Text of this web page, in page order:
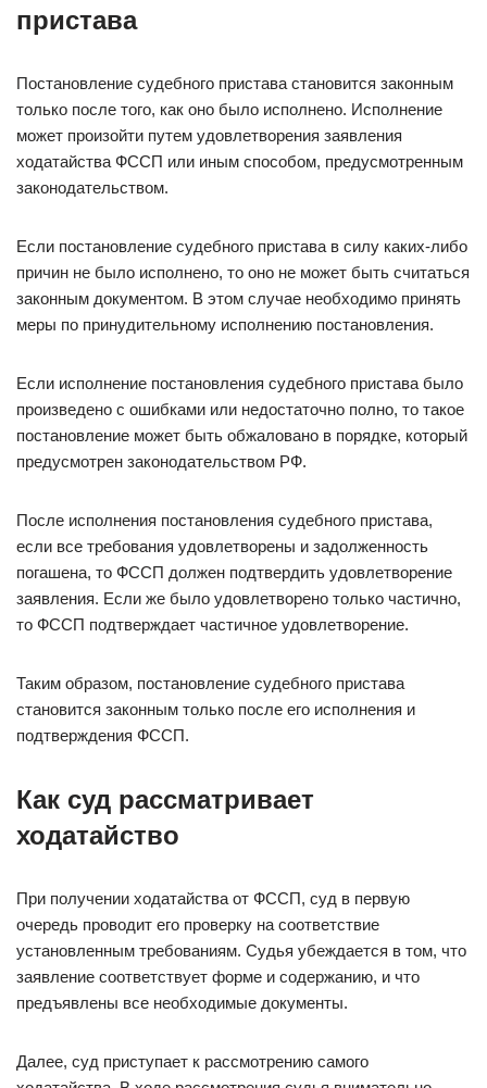
пристава
Постановление судебного пристава становится законным
только после того, как оно было исполнено. Исполнение
может произойти путем удовлетворения заявления
ходатайства ФССП или иным способом, предусмотренным
законодательством.
Если постановление судебного пристава в силу каких-либо
причин не было исполнено, то оно не может быть считаться
законным документом. В этом случае необходимо принять
меры по принудительному исполнению постановления.
Если исполнение постановления судебного пристава было
произведено с ошибками или недостаточно полно, то такое
постановление может быть обжаловано в порядке, который
предусмотрен законодательством РФ.
После исполнения постановления судебного пристава,
если все требования удовлетворены и задолженность
погашена, то ФССП должен подтвердить удовлетворение
заявления. Если же было удовлетворено только частично,
то ФССП подтверждает частичное удовлетворение.
Таким образом, постановление судебного пристава
становится законным только после его исполнения и
подтверждения ФССП.
Как суд рассматривает
ходатайство
При получении ходатайства от ФССП, суд в первую
очередь проводит его проверку на соответствие
установленным требованиям. Судья убеждается в том, что
заявление соответствует форме и содержанию, и что
предъявлены все необходимые документы.
Далее, суд приступает к рассмотрению самого